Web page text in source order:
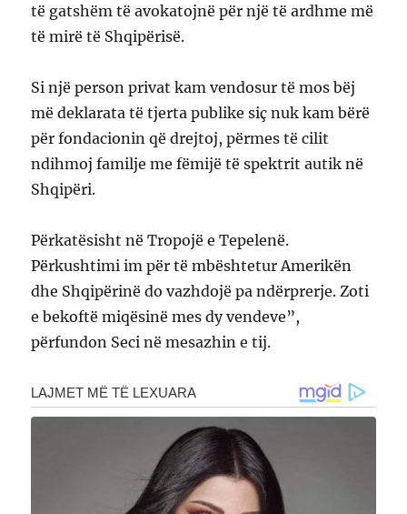
të gatshëm të avokatojnë për një të ardhme më
të mirë të Shqipërisë.
Si një person privat kam vendosur të mos bëj
më deklarata të tjerta publike siç nuk kam bërë
për fondacionin që drejtoj, përmes të cilit
ndihmoj familje me fëmijë të spektrit autik në
Shqipëri.
Përkatësisht në Tropojë e Tepelenë.
Përkushtimi im për të mbështetur Amerikën
dhe Shqipërinë do vazhdojë pa ndërprerje. Zoti
e bekoftë miqësinë mes dy vendeve”,
përfundon Seci në mesazhin e tij.